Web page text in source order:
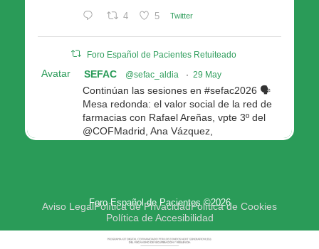
4 5 Twitter
Foro Español de Pacientes Retuiteado
Avatar SEFAC @sefac_aldia · 29 May
Continúan las sesiones en #sefac2026 🗣️
Mesa redonda: el valor social de la red de
farmacias con Rafael Areñas, vpte 3º del
@COFMadrid, Ana Vázquez,
4 4 Twitter
Foro Español de Pacientes
Foro Español de Pacientes ©2026
Aviso LegalPolítica de PrivacidadPolítica de Cookies
Política de Accesibilidad